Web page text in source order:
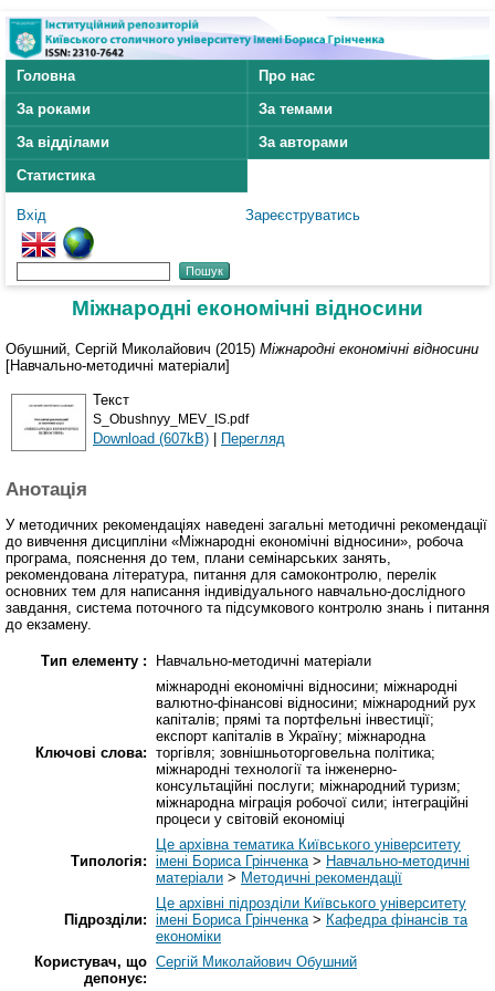
Головна
Про нас
За роками
За темами
За відділами
За авторами
Статистика
Вхід Зареєструватись
Міжнародні економічні відносини
Обушний, Сергій Миколайович (2015) Міжнародні економічні відносини
[Навчально-методичні матеріали]
Текст
S_Obushnyy_MEV_IS.pdf
Download (607kB) | Перегляд
Анотація
У методичних рекомендаціях наведені загальні методичні рекомендації
до вивчення дисципліни «Міжнародні економічні відносини», робоча
програма, пояснення до тем, плани семінарських занять,
рекомендована література, питання для самоконтролю, перелік
основних тем для написання індивідуального навчально-дослідного
завдання, система поточного та підсумкового контролю знань і питання
до екзамену.
Тип елементу : Навчально-методичні матеріали
Ключові слова:
міжнародні економічні відносини; міжнародні
валютно-фінансові відносини; міжнародний рух
капіталів; прямі та портфельні інвестиції;
експорт капіталів в Україну; міжнародна
торгівля; зовнішньоторговельна політика;
міжнародні технології та інженерно-
консультаційні послуги; міжнародний туризм;
міжнародна міграція робочої сили; інтеграційні
процеси у світовій економіці
Типологія:
Це архівна тематика Київського університету
імені Бориса Грінченка> Навчально-методичні
матеріали > Методичні рекомендації
Підрозділи:
Це архівні підрозділи Київського університету
імені Бориса Грінченка> Кафедра фінансів та
економіки
Користувач, що
депонує:
Сергій Миколайович Обушний